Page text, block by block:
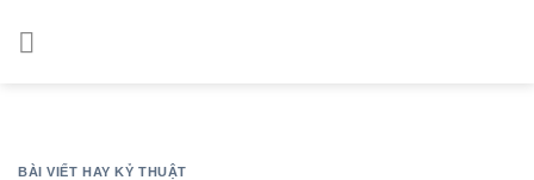
BÀI VIẾT HAY KỶ THUẬT